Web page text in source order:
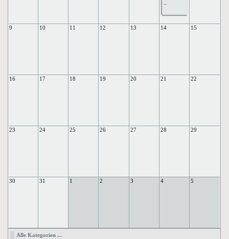
...
9 10 11 12 13 14 15
16 17 18 19 20 21 22
23 24 25 26 27 28 29
30 31 1 2 3 4 5
Alle Kategorien ...